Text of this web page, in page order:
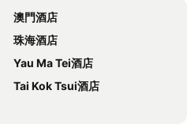
澳門酒店
珠海酒店
Yau Ma Tei酒店
Tai Kok Tsui酒店